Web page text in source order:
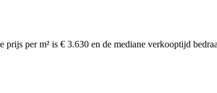
per m² is € 3.630 en de mediane verkooptijd